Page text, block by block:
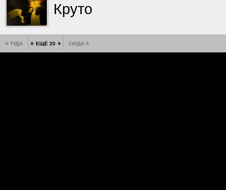
Круто
ТУДА ЕЩЁ 20 СЮДА